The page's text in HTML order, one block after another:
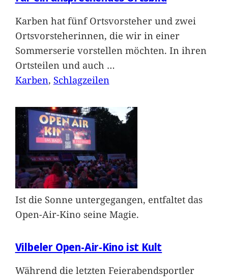
Karben hat fünf Ortsvorsteher und zwei
Ortsvorsteherinnen, die wir in einer
Sommerserie vorstellen möchten. In ihren
Ortsteilen und auch …
Karben, Schlagzeilen
Ist die Sonne untergegangen, entfaltet das
Open-Air-Kino seine Magie.
Vilbeler Open-Air-Kino ist Kult
Während die letzten Feierabendsportler